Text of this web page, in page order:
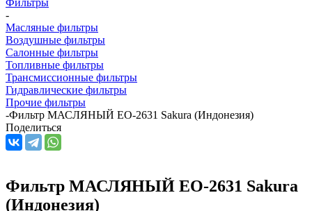
-
Масляные фильтры
Воздушные фильтры
Салонные фильтры
Топливные фильтры
Трансмиссионные фильтры
Гидравлические фильтры
Прочие фильтры
-Фильтр МАСЛЯНЫЙ EO-2631 Sakura (Индонезия)
Поделиться
Фильтр МАСЛЯНЫЙ EO-2631 Sakura
(Индонезия)